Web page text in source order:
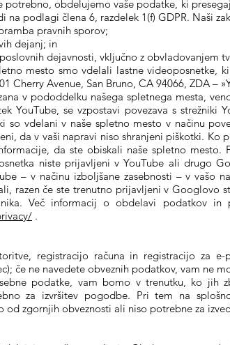
obdelujemo vaše podatke, ki
na podlagi člena 6, razdelek 1(f) GDPR. Naši
pravnih sporov;
dejanj; in
dejavnosti, vključno z obvladovanjem
mesto smo vdelali lastne videoposnetke,
Cherry Avenue, San Bruno, CA 94066, ZDA –
v pododdelku našega spletnega mesta,
YouTube, se vzpostavi povezava s strežniki
so vdelani v naše spletno mesto v načinu
da v vaši napravi niso shranjeni piškotki. Ko
da ste obiskali naše spletno
niste prijavljeni v YouTube ali drugo
– v načinu izboljšane zasebnosti – v vašo
razen če ste trenutno prijavljeni v Googlovo
Več informacij o obdelavi podatkov
.
registracijo računa in registracijo za
če ne navedete obveznih podatkov, vam ne
podatke, vam bomo v trenutku, ko jih
za izvršitev pogodbe. Pri tem na
od zgornjih obveznosti ali niso potrebne za